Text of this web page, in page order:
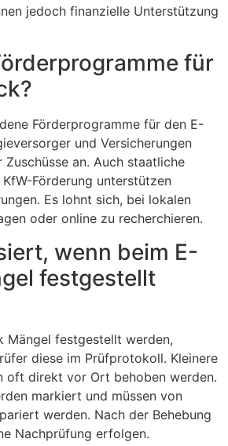
jedoch finanzielle Unterstützung
für
Förderprogramme für den E-
und Versicherungen
an. Auch staatliche
Förderung unterstützen
Es lohnt sich, bei lokalen
oder online zu recherchieren.
wenn beim E-
festgestellt
Mängel festgestellt werden,
diese im Prüfprotokoll. Kleinere
oft direkt vor Ort behoben werden.
markiert und müssen von
werden. Nach der Behebung
Nachprüfung erfolgen.